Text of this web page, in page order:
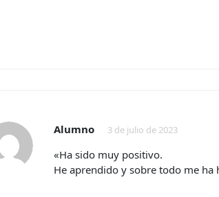
Alumno 3 de julio de 2023
«Ha sido muy positivo.
He aprendido y sobre todo me ha